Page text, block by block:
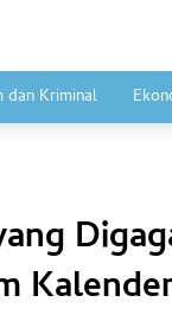
dan Kriminal